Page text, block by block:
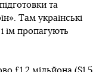
та
Там українські
їм пропагують